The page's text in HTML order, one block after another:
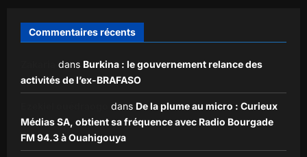
Commentaires récents
dans Burkina : le gouvernement relance des
activités de l’ex-BRAFASO
dans De la plume au micro : Curieux
Médias SA, obtient sa fréquence avec Radio Bourgade
FM 94.3 à Ouahigouya